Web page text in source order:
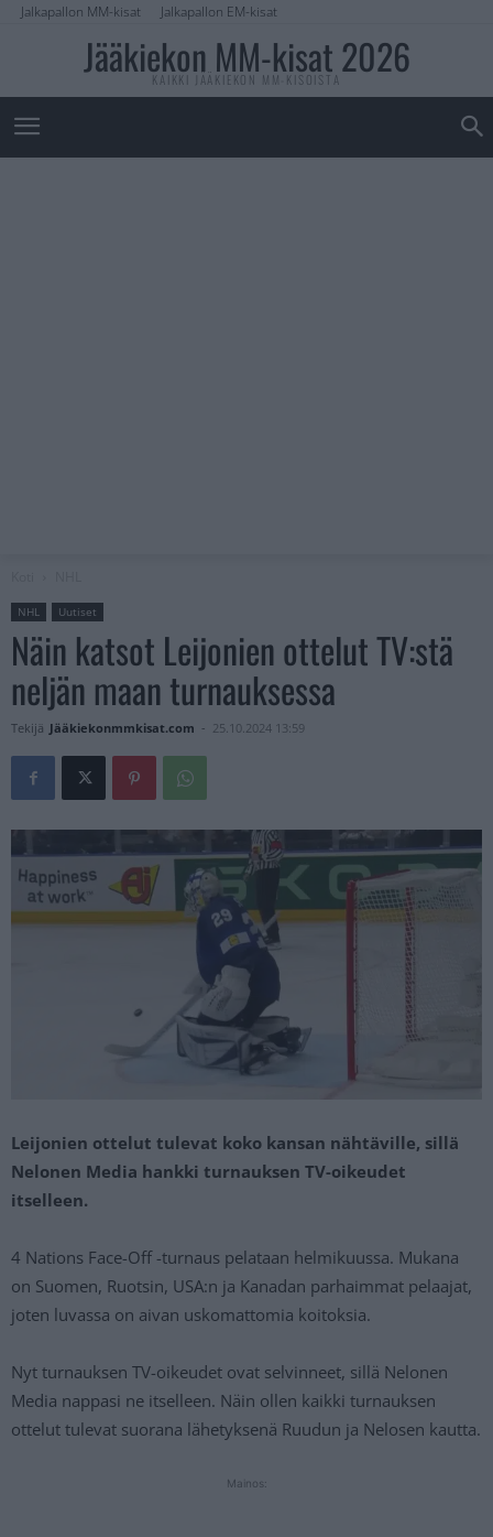
Jalkapallon MM-kisat Jalkapallon EM-kisat
Jääkiekon MM-kisat 2026
KAIKKI JÄÄKIEKON MM-KISOISTA
NHL Uutiset
Näin katsot Leijonien ottelut TV:stä
neljän maan turnauksessa
Tekijä Jääkiekonmmkisat.com - 25.10.2024 13:59
Leijonien ottelut tulevat koko kansan nähtäville, sillä
Nelonen Media hankki turnauksen TV-oikeudet
itselleen.
4 Nations Face-Off -turnaus pelataan helmikuussa. Mukana
on Suomen, Ruotsin, USA:n ja Kanadan parhaimmat pelaajat,
joten luvassa on aivan uskomattomia koitoksia.
Nyt turnauksen TV-oikeudet ovat selvinneet, sillä Nelonen
Media nappasi ne itselleen. Näin ollen kaikki turnauksen
ottelut tulevat suorana lähetyksenä Ruudun ja Nelosen kautta.
Mainos: